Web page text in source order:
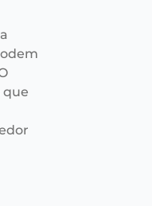
que